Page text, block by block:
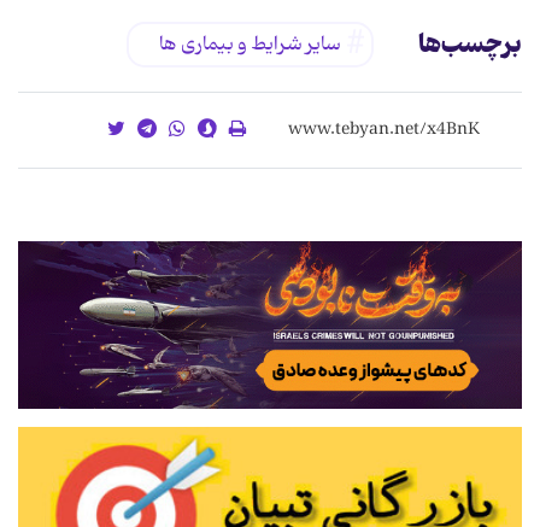
برچسب‌ها سایر شرایط و بیماری ها